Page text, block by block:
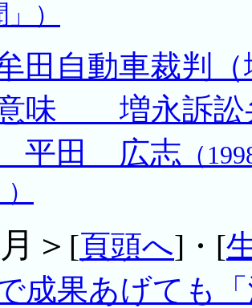
）
田自動車裁判
味 増永訴
田 広志 （
＞ [頁頭へ]・[
成果あげても